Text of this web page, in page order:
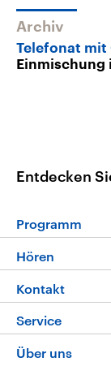
Archiv
Telefonat mit
Einmischung
Entdecken
Programm
Die
Neue
Hören
Podcasts
Kontakt
Service
FAQ
Über uns